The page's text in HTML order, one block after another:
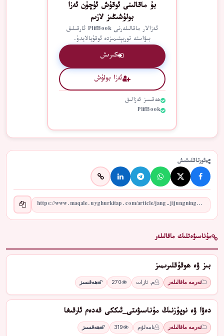
بۇ ماقالىنى ئوقۇش ئۈچۈن ئەزا
بولۇشىڭىز لازىم
ئەزالار ماقالىلەرنى PlifBook ئارقىلىق
بىۋاستە توربېتىمىزدە ئوقۇيالايدۇ.
كىرىش
ئەزا بولۇش
ھەقسىز ئەزالىق
PlifBook
ئورتاقلىشىش
مۇناسىۋەتلىك ماقالىلەر
بىز ۋە ھوقۇقلىرىمىز
تەرمە ماقالىلەر م. ئازات 270 ھەقسىز
دەۋا ۋە نوپۇزنىڭ مۇناسىۋىتى_ئىككى قەدەم ئارقىغا
تەرمە ماقالىلەر نامەلۇم 319 ھەقسىز